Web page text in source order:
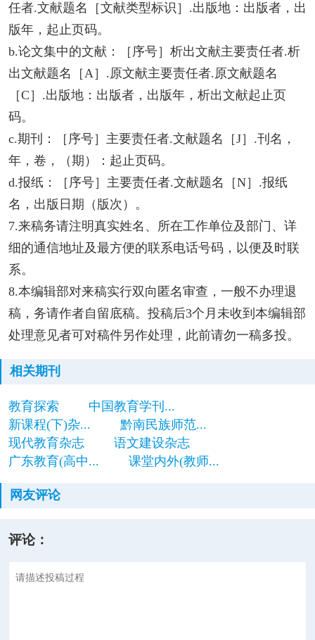
任者.文献题名［文献类型标识］.出版地：出版者，出
版年，起止页码。
b.论文集中的文献：［序号］析出文献主要责任者.析
出文献题名［A］.原文献主要责任者.原文献题名
［C］.出版地：出版者，出版年，析出文献起止页
码。
c.期刊：［序号］主要责任者.文献题名［J］.刊名，
年，卷，（期）：起止页码。
d.报纸：［序号］主要责任者.文献题名［N］.报纸
名，出版日期（版次）。
7.来稿务请注明真实姓名、所在工作单位及部门、详
细的通信地址及最方便的联系电话号码，以便及时联
系。
8.本编辑部对来稿实行双向匿名审查，一般不办理退
稿，务请作者自留底稿。投稿后3个月未收到本编辑部
处理意见者可对稿件另作处理，此前请勿一稿多投。
相关期刊
教育探索
中国教育学刊...
新课程(下)杂...
黔南民族师范...
现代教育杂志
语文建设杂志
广东教育(高中...
课堂内外(教师...
网友评论
评论：